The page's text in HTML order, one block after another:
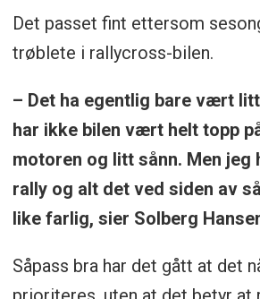
Det passet fint ettersom
trøblete i rallycross-bilen.
– Det ha egentlig bare vært
har ikke bilen vært helt topp
motoren og litt sånn. Men jeg
rally og alt det ved siden av
like farlig, sier Solberg
Såpass bra har det gått at det